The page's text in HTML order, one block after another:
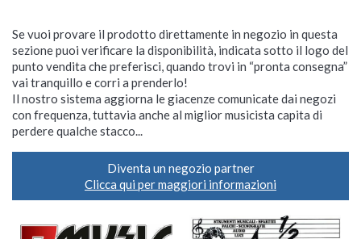
Se vuoi provare il prodotto direttamente in negozio in questa
sezione puoi verificare la disponibilità, indicata sotto il logo del
punto vendita che preferisci, quando trovi in “pronta consegna”
vai tranquillo e corri a prenderlo!
Il nostro sistema aggiorna le giacenze comunicate dai negozi
con frequenza, tuttavia anche al miglior musicista capita di
perdere qualche stacco...
Diventa un negozio partner
Clicca qui per maggiori informazioni